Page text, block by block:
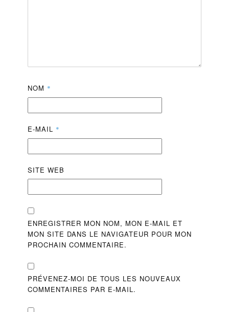
NOM *
E-MAIL *
SITE WEB
ENREGISTRER MON NOM, MON E-MAIL ET
MON SITE DANS LE NAVIGATEUR POUR MON
PROCHAIN COMMENTAIRE.
PRÉVENEZ-MOI DE TOUS LES NOUVEAUX
COMMENTAIRES PAR E-MAIL.